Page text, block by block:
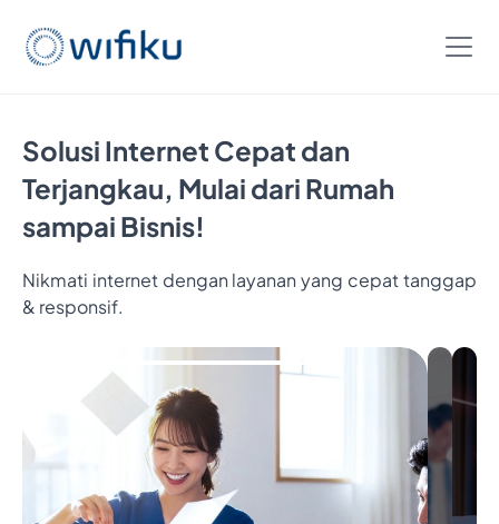
Solusi Internet Cepat dan
Terjangkau, Mulai dari Rumah
sampai Bisnis!
Nikmati internet dengan layanan yang cepat tanggap
& responsif.